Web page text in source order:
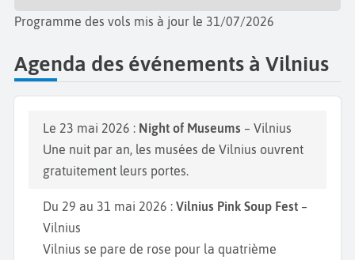
Programme des vols mis à jour le 31/07/2026
Agenda des événements à Vilnius
Le 23 mai 2026 : Night of Museums – Vilnius
Une nuit par an, les musées de Vilnius ouvrent
gratuitement leurs portes.
Du 29 au 31 mai 2026 : Vilnius Pink Soup Fest –
Vilnius
Vilnius se pare de rose pour la quatrième